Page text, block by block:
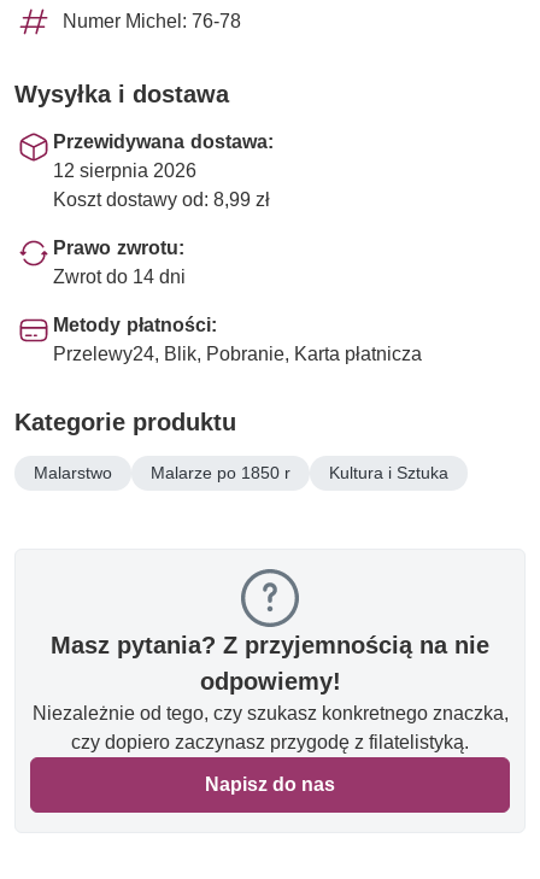
Numer Michel: 76-78
Wysyłka i dostawa
Przewidywana dostawa:
12 sierpnia 2026
Koszt dostawy od: 8,99 zł
Prawo zwrotu:
Zwrot do 14 dni
Metody płatności:
Przelewy24, Blik, Pobranie, Karta płatnicza
Kategorie produktu
Malarstwo Malarze po 1850 r Kultura i Sztuka
Masz pytania? Z przyjemnością na nie
odpowiemy!
Niezależnie od tego, czy szukasz konkretnego znaczka,
czy dopiero zaczynasz przygodę z filatelistyką.
Napisz do nas